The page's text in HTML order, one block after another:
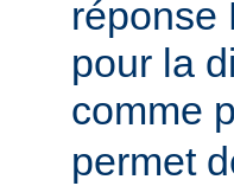
réponse
pour la
comme
permet